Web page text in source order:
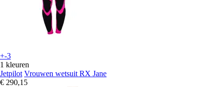
+-3
1 kleuren
Jetpilot Vrouwen wetsuit RX Jane
€ 290,15